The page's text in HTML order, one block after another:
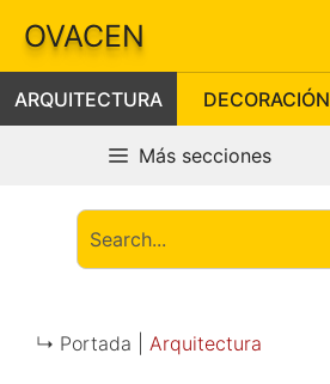
Saltar
contenido
OVACEN
ARQUITECTURA DECORACIÓN
Más secciones
↳ Portada | Arquitectura